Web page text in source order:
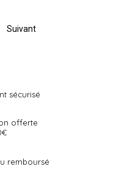
Suivant
sécurisé
offerte
remboursé